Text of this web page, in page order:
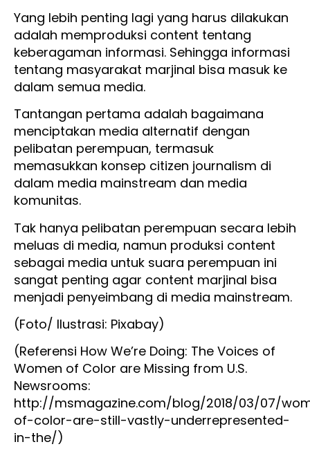
Yang lebih penting lagi yang harus dilakukan
adalah memproduksi content tentang
keberagaman informasi. Sehingga informasi
tentang masyarakat marjinal bisa masuk ke
dalam semua media.
Tantangan pertama adalah bagaimana
menciptakan media alternatif dengan
pelibatan perempuan, termasuk
memasukkan konsep citizen journalism di
dalam media mainstream dan media
komunitas.
Tak hanya pelibatan perempuan secara lebih
meluas di media, namun produksi content
sebagai media untuk suara perempuan ini
sangat penting agar content marjinal bisa
menjadi penyeimbang di media mainstream.
(Foto/ Ilustrasi: Pixabay)
(Referensi How We’re Doing: The Voices of
Women of Color are Missing from U.S.
Newsrooms:
http://msmagazine.com/blog/2018/03/07/
of-color-are-still-vastly-underrepresented-
in-the/)